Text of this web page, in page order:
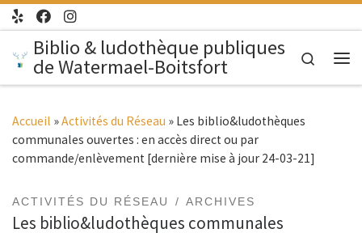
Passer au contenu
Biblio & ludothèque publiques
de Watermael-Boitsfort
Search
Accueil »Activités du Réseau » Les biblio&ludothèques
communales ouvertes : en accès direct ou par
commande/enlèvement [dernière mise à jour 24-03-21]
ACTIVITÉS DU RÉSEAU ARCHIVES
Les biblio&ludothèques communales